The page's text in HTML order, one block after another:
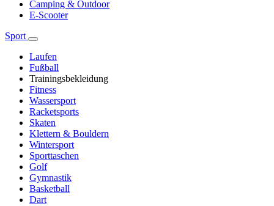
Camping & Outdoor
E-Scooter
Sport
Laufen
Fußball
Trainingsbekleidung
Fitness
Wassersport
Racketsports
Skaten
Klettern & Bouldern
Wintersport
Sporttaschen
Golf
Gymnastik
Basketball
Dart